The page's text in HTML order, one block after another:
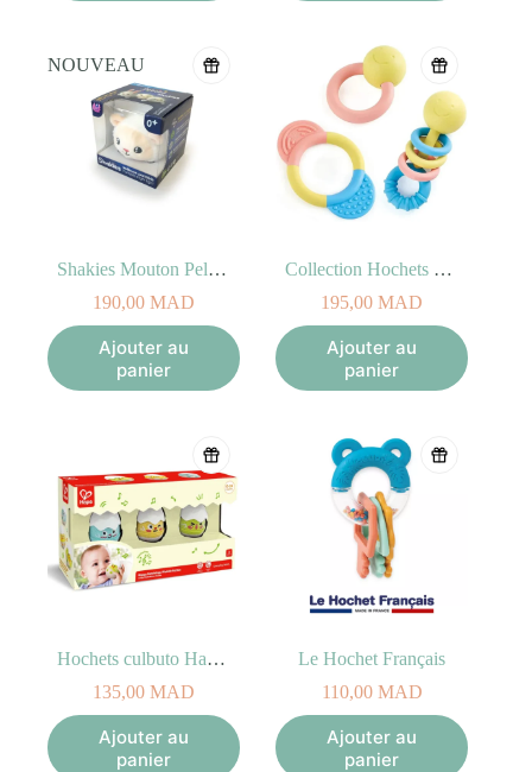
NOUVEAU
Shakies Mouton Peluche Lumineuse
190,00 MAD
Ajouter au
panier
Collection Hochets et Anneaux de dentition Hape
195,00 MAD
Ajouter au
panier
Hochets culbuto Hatchlings
135,00 MAD
Ajouter au
panier
Le Hochet Français
110,00MAD
Ajouter au
panier